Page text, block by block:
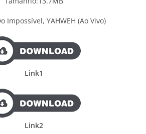
Impossível, YAHWEH (Ao Vivo)
Link1
Link2